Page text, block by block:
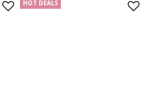
HOT DEALS